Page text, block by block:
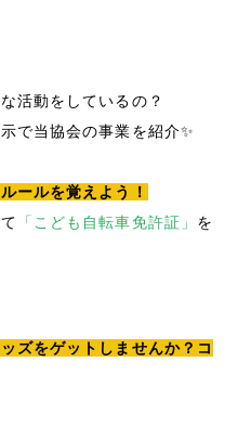
活動をしているの？
で当協会の事業を紹介✨
ールを覚えよう！
「こども自転車免許証」 を
ズをゲットしませんか？コ